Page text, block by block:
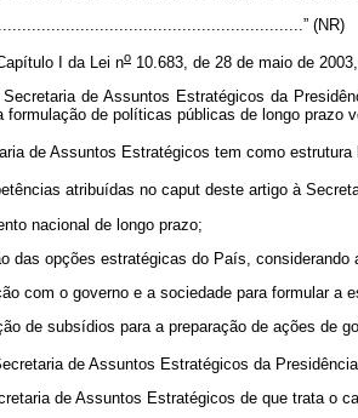
(NR)
I da Lei no 10.683, de 28 de maio de
de Assuntos Estratégicos da
formulação de políticas públicas de longo prazo
de Assuntos Estratégicos tem como
atribuídas no caput deste artigo à
nacional de longo prazo;
das opções estratégicas do País,
com o governo e a sociedade para formular a
de subsídios para a preparação de ações de
de Assuntos Estratégicos da
de Assuntos Estratégicos de que trata o